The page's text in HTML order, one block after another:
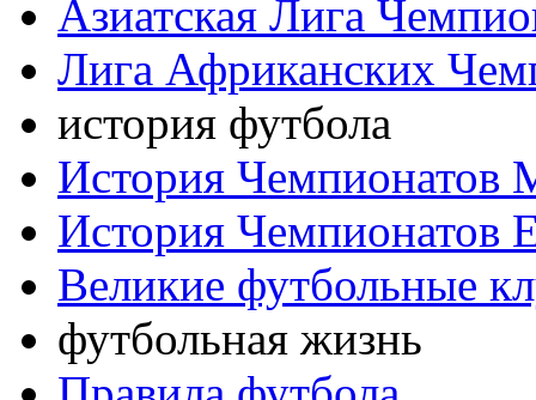
Азиатская Лига
Лига Африканских
история футбола
История Чемпионатов
История Чемпионатов
Великие футбольные
футбольная жизнь